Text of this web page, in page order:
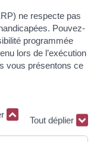
ne respecte pas
Pouvez-
programmée
lors de l’exécution
vous présentons ce
Tout déplier